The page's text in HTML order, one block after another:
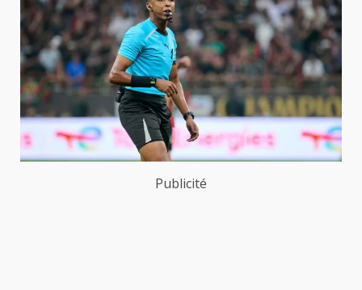
Publicité